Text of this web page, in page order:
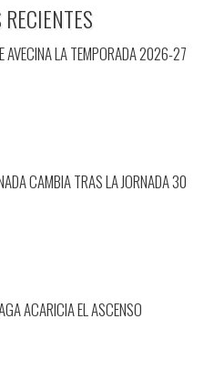
AVECINA LA TEMPORADA 2026-27
CAMBIA TRAS LA JORNADA 30
ACARICIA EL ASCENSO